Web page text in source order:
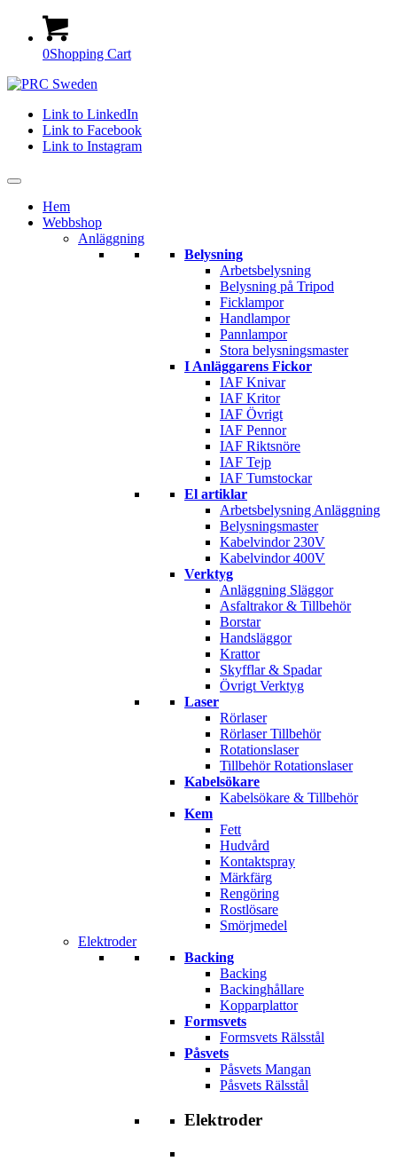
0Shopping Cart
Link to LinkedIn
Link to Facebook
Link to Instagram
Hem
Webbshop
Anläggning
Belysning
Arbetsbelysning
Belysning på Tripod
Ficklampor
Handlampor
Pannlampor
Stora belysningsmaster
I Anläggarens Fickor
IAF Knivar
IAF Kritor
IAF Övrigt
IAF Pennor
IAF Riktsnöre
IAF Tejp
IAF Tumstockar
El artiklar
Arbetsbelysning Anläggning
Belysningsmaster
Kabelvindor 230V
Kabelvindor 400V
Verktyg
Anläggning Släggor
Asfaltrakor & Tillbehör
Borstar
Handsläggor
Krattor
Skyfflar & Spadar
Övrigt Verktyg
Laser
Rörlaser
Rörlaser Tillbehör
Rotationslaser
Tillbehör Rotationslaser
Kabelsökare
Kabelsökare & Tillbehör
Kem
Fett
Hudvård
Kontaktspray
Märkfärg
Rengöring
Rostlösare
Smörjmedel
Elektroder
Backing
Backing
Backinghållare
Kopparplattor
Formsvets
Formsvets Rälsstål
Påsvets
Påsvets Mangan
Påsvets Rälsstål
Elektroder